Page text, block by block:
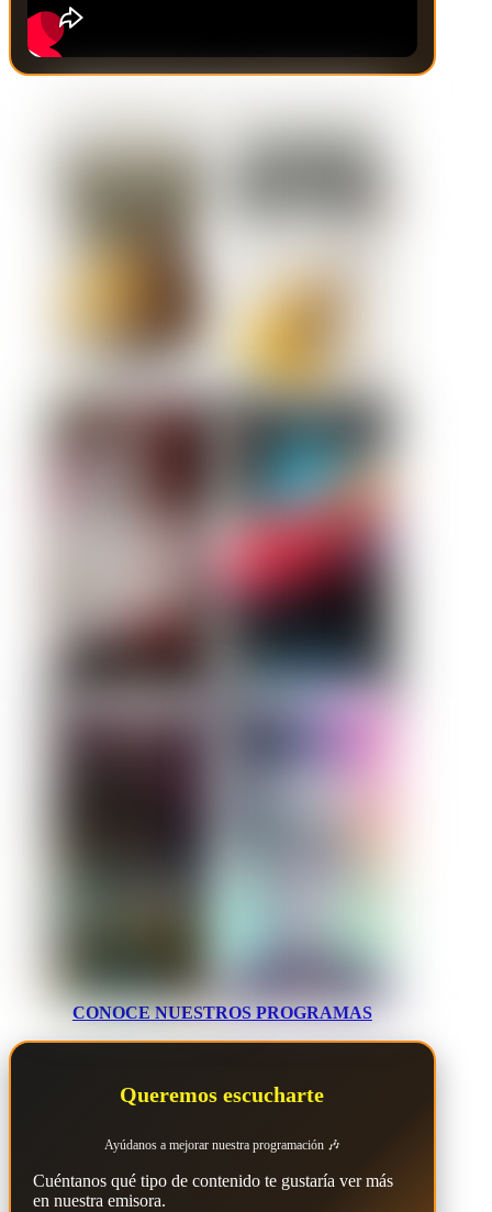
CONOCE NUESTROS PROGRAMAS
Queremos escucharte
Ayúdanos a mejorar nuestra programación 🎶
Cuéntanos qué tipo de contenido te gustaría ver más
en nuestra emisora.